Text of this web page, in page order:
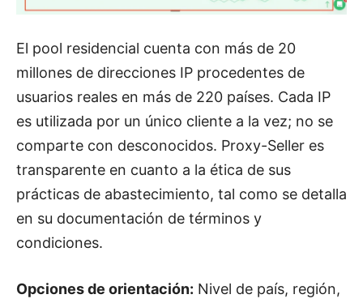
El pool residencial cuenta con más de 20
millones de direcciones IP procedentes de
usuarios reales en más de 220 países. Cada IP
es utilizada por un único cliente a la vez; no se
comparte con desconocidos. Proxy-Seller es
transparente en cuanto a la ética de sus
prácticas de abastecimiento, tal como se detalla
en su documentación de términos y
condiciones.
Opciones de orientación: Nivel de país, región,